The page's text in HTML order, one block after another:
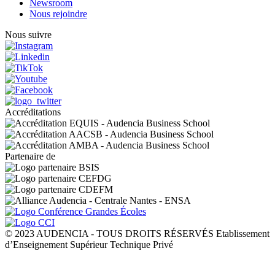
Newsroom
Nous rejoindre
Nous suivre
Accréditations
Partenaire de
© 2023 AUDENCIA - TOUS DROITS RÉSERVÉS Etablissement
d’Enseignement Supérieur Technique Privé